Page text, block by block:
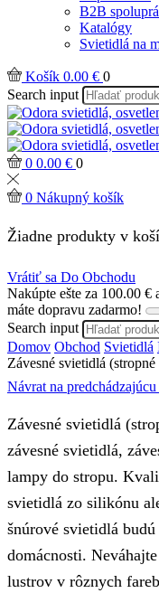
B2B
Katalógy
Svietidlá na
Košík 0.00 € 0
Search input
0 0.00 € 0
0 Nákupný košík
Žiadne produkty v
Vrátiť sa Do Obchodu
Nakúpte ešte za 100.00 €
máte dopravu zadarmo!
Search input
Domov Obchod Svietidlá
Závesné svietidlá
Návrat na predchádzajúcu
Závesné svietidlá
závesné svietidlá,
lampy do stropu.
svietidlá zo silikónu
šnúrové svietidlá
domácnosti.
lustrov v rôznych